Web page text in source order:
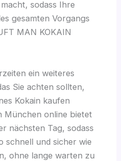
sodass Ihre
gesamten Vorgangs
MAN KOKAIN
ein weiteres
Sie achten sollten,
Kokain kaufen
München online bietet
nächsten Tag, sodass
schnell und sicher wie
ohne lange warten zu